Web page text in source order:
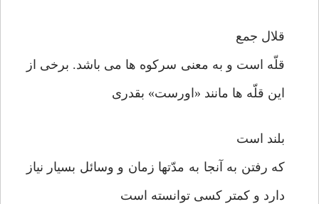
قلال جمع
قلّه است و به معنی سرکوه ها می باشد. برخی از
این قلّه ها مانند «اورست» بقدری
بلند است
که رفتن به آنجا به مدّتها زمان و وسائل بسیار نیاز
دارد و کمتر کسی توانسته است